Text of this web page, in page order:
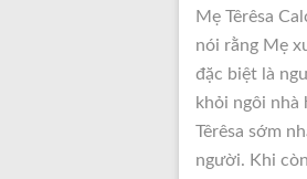
Mẹ Têrêsa
nói rằng Mẹ
đặc biệt là
khỏi ngôi nhà
Têrêsa sớm
người. Khi